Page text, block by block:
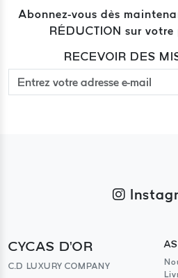
Abonnez-vous dès
RÉDUCTION sur
RECEVOIR DES
CYCAS D'OR
C.D LUXURY COMPANY